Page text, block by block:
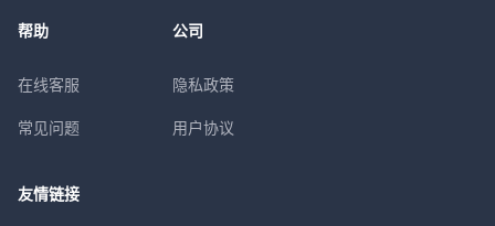
帮助
在线客服
常见问题
公司
隐私政策
用户协议
友情链接